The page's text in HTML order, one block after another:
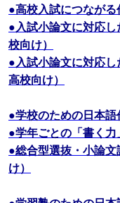
●高校入試につなが
●入試小論文に対応
校向け）
●入試小論文に対応
高校向け）
●学校のための日本語
●学年ごとの「書く力
●総合型選抜・小論
け）